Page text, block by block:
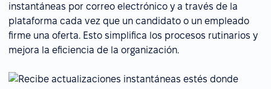
instantáneas por correo electrónico y a través de la
plataforma cada vez que un candidato o un empleado
firme una oferta. Esto simplifica los procesos rutinarios y
mejora la eficiencia de la organización.